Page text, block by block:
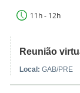
11h - 12h
Reunião
Local: GAB/PRE